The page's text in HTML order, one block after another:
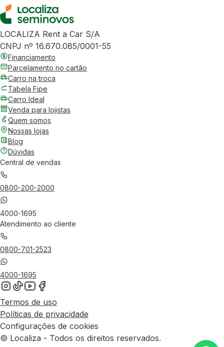
LOCALIZA Rent a Car S/A
CNPJ nº 16.670.085/0001-55
Financiamento
Parcelamento no cartão
Carro na troca
Tabela Fipe
Carro Ideal
Venda para lojistas
Quem somos
Nossas lojas
Blog
Dúvidas
Central de vendas
0800-200-2000
4000-1695
Atendimento ao cliente
0800-701-2523
4000-1695
Termos de uso
Políticas de privacidade
Configurações de cookies
© Localiza - Todos os direitos reservados.